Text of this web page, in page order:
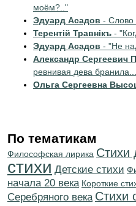
моём?.."
Эдуард Асадов - Слово
Терентiй Травнiкъ -
Эдуард Асадов - "Не
Александр Сергеевич
ревнивая дева
Ольга Сергеевна
По тематикам
Философская лирика Стихи
стихи Детские стихи
начала 20 века Короткие
Серебряного века Стихи